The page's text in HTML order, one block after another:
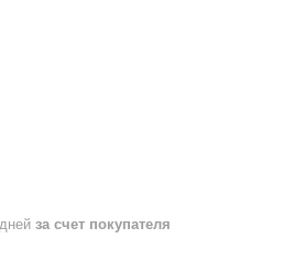
за счет покупателя